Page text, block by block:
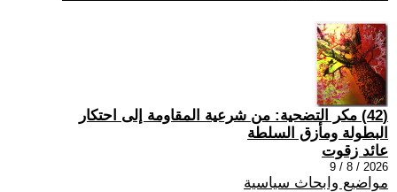
(42) مكر التضحية: من شرعية المقاومة إلى احتكار
البطولة ومأزق السلطة
عائد زقوت
2026 / 8 / 9
مواضيع وابحاث سياسية